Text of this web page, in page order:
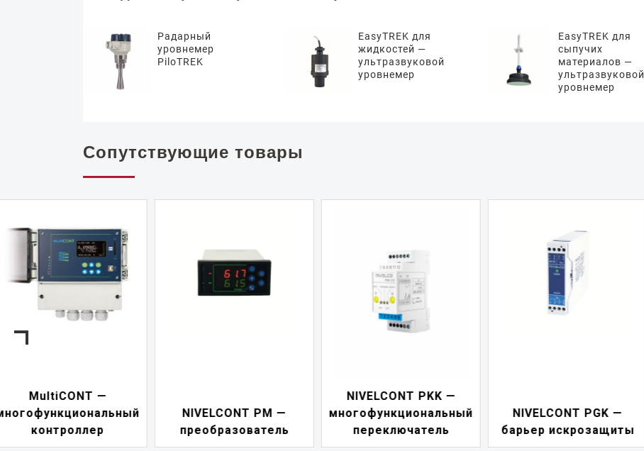
Радарный
уровнемер
PiloTREK
EasyTREK для
жидкостей —
ультразвуковой
уровнемер
EasyTREK для
сыпучих
материалов —
ультразвуковой
уровнемер
Сопутствующие товары
NIVELCONT PM —
преобразователь
многофункциональный
переключатель
NIVELCONT PGK —
барьер искрозащиты
индикатор токовой
петли